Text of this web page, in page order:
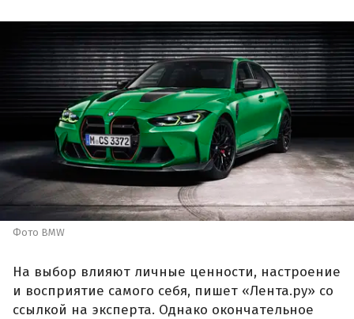
Фото BMW
На выбор влияют личные ценности, настроение
и восприятие самого себя, пишет «Лента.ру» со
ссылкой на эксперта. Однако окончательное